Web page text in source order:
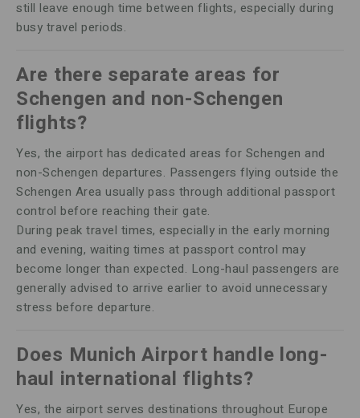
still leave enough time between flights, especially during
busy travel periods.
Are there separate areas for
Schengen and non-Schengen
flights?
Yes, the airport has dedicated areas for Schengen and
non-Schengen departures. Passengers flying outside the
Schengen Area usually pass through additional passport
control before reaching their gate.
During peak travel times, especially in the early morning
and evening, waiting times at passport control may
become longer than expected. Long-haul passengers are
generally advised to arrive earlier to avoid unnecessary
stress before departure.
Does Munich Airport handle long-
haul international flights?
Yes, the airport serves destinations throughout Europe